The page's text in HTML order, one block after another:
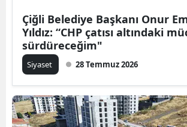
Çiğli Belediye Başkanı Onur
Yıldız: “CHP çatısı altındaki
sürdüreceğim"
Siyaset 28 Temmuz 2026